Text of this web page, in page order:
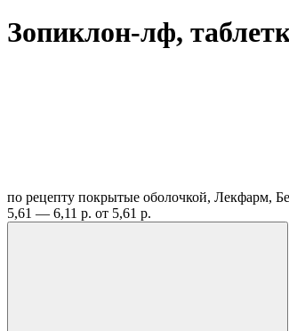
Зопиклон-лф,
по рецепту покрытые оболочкой, Лекфарм,
5,61 — 6,11 р. от 5,61 р.